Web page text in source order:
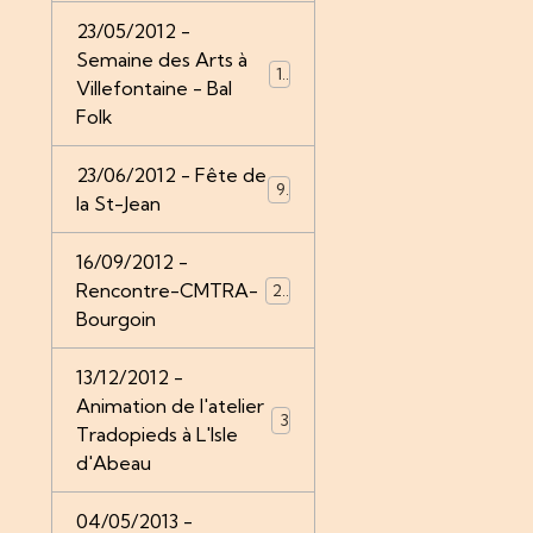
23/05/2012 -
Semaine des Arts à
Villefontaine - Bal
Folk
12
23/06/2012 - Fête de
la St-Jean
9
16/09/2012 -
Rencontre-CMTRA-
Bourgoin
26
13/12/2012 -
Animation de l'atelier
Tradopieds à L'Isle
d'Abeau
04/05/2013 -